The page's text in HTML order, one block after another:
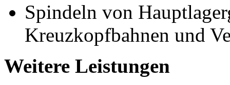
Spindeln von
Kreuzkopfbahnen und
Weitere Leistungen